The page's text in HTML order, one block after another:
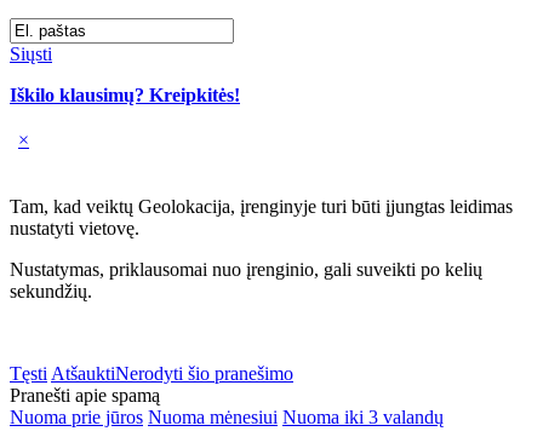
Siųsti
Iškilo klausimų? Kreipkitės!
×
Tam, kad veiktų Geolokacija, įrenginyje turi būti įjungtas leidimas
nustatyti vietovę.
Nustatymas, priklausomai nuo įrenginio, gali suveikti po kelių
sekundžių.
Tęsti AtšauktiNerodyti šio pranešimo
Pranešti apie spamą
Nuoma prie jūros Nuoma mėnesiui Nuoma iki 3 valandų